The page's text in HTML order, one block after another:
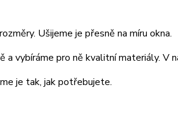
Ušijeme je přesně na míru okna.
vybíráme pro ně kvalitní materiály. V
je tak, jak potřebujete.